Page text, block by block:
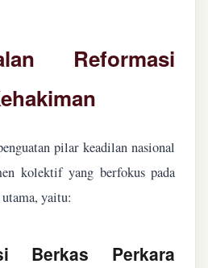
Reformasi
pilar keadilan nasional
kolektif yang berfokus pada
utama, yaitu:
Berkas Perkara